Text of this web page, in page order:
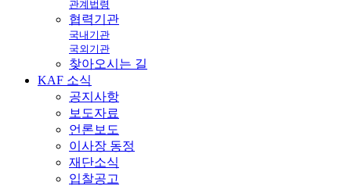
관계법령
협력기관
국내기관
국외기관
찾아오시는 길
KAF 소식
공지사항
보도자료
언론보도
이사장 동정
재단소식
입찰공고